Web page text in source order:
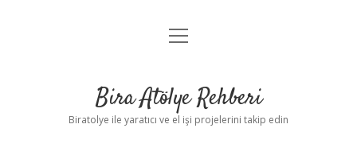
Anasayfa
Yasal Uyarı
menüyü
Bira Atölye Rehberi
Biratolye ile yaratıcı ve el işi projelerini takip edin